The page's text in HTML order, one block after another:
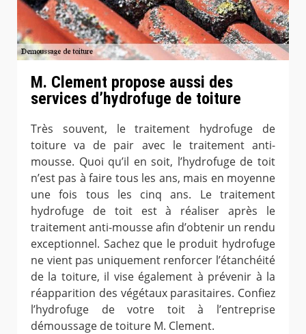
M. Clement propose aussi des
services d’hydrofuge de toiture
Très souvent, le traitement hydrofuge de
toiture va de pair avec le traitement anti-
mousse. Quoi qu’il en soit, l’hydrofuge de toit
n’est pas à faire tous les ans, mais en moyenne
une fois tous les cinq ans. Le traitement
hydrofuge de toit est à réaliser après le
traitement anti-mousse afin d’obtenir un rendu
exceptionnel. Sachez que le produit hydrofuge
ne vient pas uniquement renforcer l’étanchéité
de la toiture, il vise également à prévenir à la
réapparition des végétaux parasitaires. Confiez
l’hydrofuge de votre toit à l’entreprise
démoussage de toiture M. Clement.